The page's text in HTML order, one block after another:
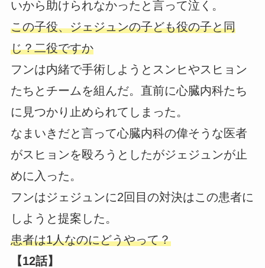
いから助けられなかったと言って泣く。
この子役、ジェジュンの子ども役の子と同
じ？二役ですか
フンは内緒で手術しようとスンヒやスヒョン
たちとチームを組んだ。直前に心臓内科たち
に見つかり止められてしまった。
なまいきだと言って心臓内科の偉そうな医者
がスヒョンを殴ろうとしたがジェジュンが止
めに入った。
フンはジェジュンに2回目の対決はこの患者に
しようと提案した。
患者は1人なのにどうやって？
【12話】